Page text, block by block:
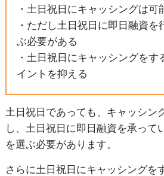
・土日祝日にキャッシングは可
・ただし土日祝日に即日融資を
ぶ必要がある
・土日祝日にキャッシングをす
イントを抑える
土日祝日であっても、キャッシン
し、土日祝日に即日融資を承って
を選ぶ必要があります。
さらに土日祝日にキャッシングを